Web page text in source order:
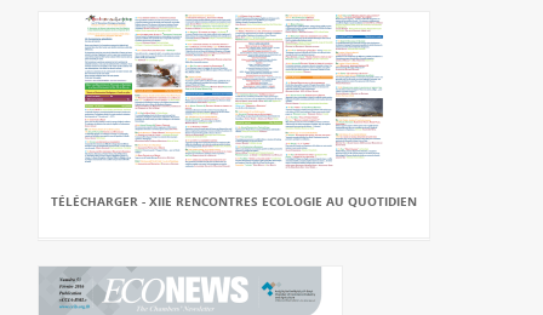
TÉLÉCHARGER - XIIE RENCONTRES ECOLOGIE AU QUOTIDIEN